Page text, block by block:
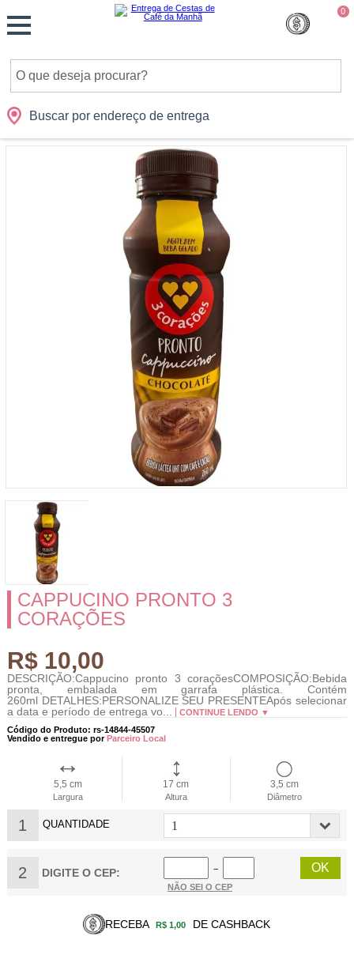
0
Buscar por endereço de entrega
Cidades Presentes Datas Shopping
Monte
sua
CAPPUCINO PRONTO 3
CORAÇÕES
R$ 10,00
DESCRIÇÃO:Cappucino pronto 3 coraçõesCOMPOSIÇÃO:Bebida
pronta, embalada em garrafa plástica. Contém
260ml DETALHES:PERSONALIZE SEU PRESENTEApós selecionar
a data e período de entrega vo...
CONTINUE LENDO ▼
Código do Produto: rs-14844-45507
Vendido e entregue porParceiro Local
5,5 cm
Largura
17 cm
Altura
3,5 cm
Diâmetro
1 QUANTIDADE
2 DIGITE O CEP:
−
NÃO SEI O CEP
RECEBA R$ 1,00 DE CASHBACK